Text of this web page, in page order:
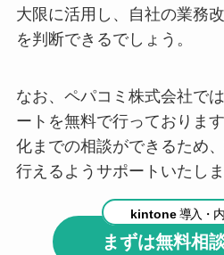
大限に活用し、自社の業務
を判断できるでしょう。
なお、ペパコミ株式会社で
ートを無料で行っておりま
化までの相談ができるため
行えるようサポートいたしま
kintone導入・
まずは無料相